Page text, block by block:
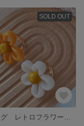
SOLD OUT